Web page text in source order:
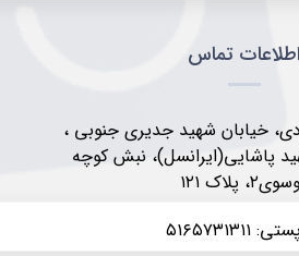
اطلاعات تماس
خیابان شهید جدیری جنوبی ،
پاشایی(ایرانسل)، نبش کوچه
پلاک ۱۲۱
۵۱۶۵۷۳۱۳۱۱